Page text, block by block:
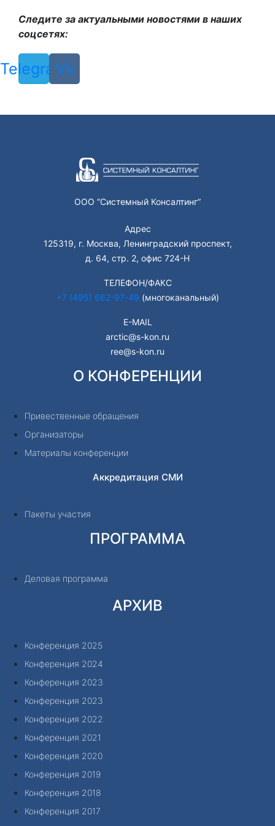
Следите за актуальными новостями в наших
соцсетях:
Telegram
Vk
ООО “Системный Консалтинг”
Адрес
125319, г. Москва, Ленинградский проспект,
д. 64, стр. 2, офис 724-Н
ТЕЛЕФОН/ФАКС
+7 (495) 662-97-49 (многоканальный)
E-MAIL
arctic@s-kon.ru
ree@s-kon.ru
О КОНФЕРЕНЦИИ
Привественные обращения
Организаторы
Материалы конференции
Аккредитация СМИ
Пакеты участия
ПРОГРАММА
Деловая программа
АРХИВ
Конференция 2025
Конференция 2024
Конференция 2023
Конференция 2023
Конференция 2022
Конференция 2021
Конференция 2020
Конференция 2019
Конференция 2018
Конференция 2017